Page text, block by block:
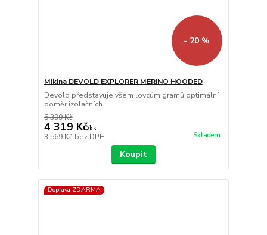
- 20 %
Mikina DEVOLD EXPLORER MERINO HOODED
Devold představuje všem lovcům gramů optimální
poměr izolačních...
5 399 Kč
4 319 Kč/ks
3 569 Kč bez DPH Skladem
Koupit
Doprava ZDARMA